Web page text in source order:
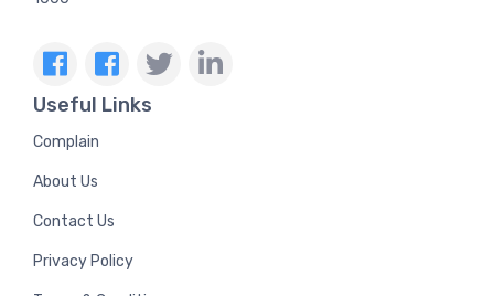
Useful Links
Complain
About Us
Contact Us
Privacy Policy